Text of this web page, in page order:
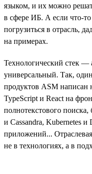
языком, и их можно
в сфере ИБ. А если что-то
погрузиться в отрасль,
на примерах.
Технологический стек —
универсальный. Так,
продуктов ASM написан
TypeScript и React на
полнотекстового
и Cassandra, Kubernetes и
приложений...
не в технологиях, а в